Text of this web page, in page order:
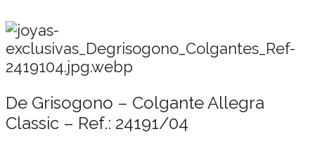
De Grisogono – Colgante Allegra
Classic – Ref.: 24191/04